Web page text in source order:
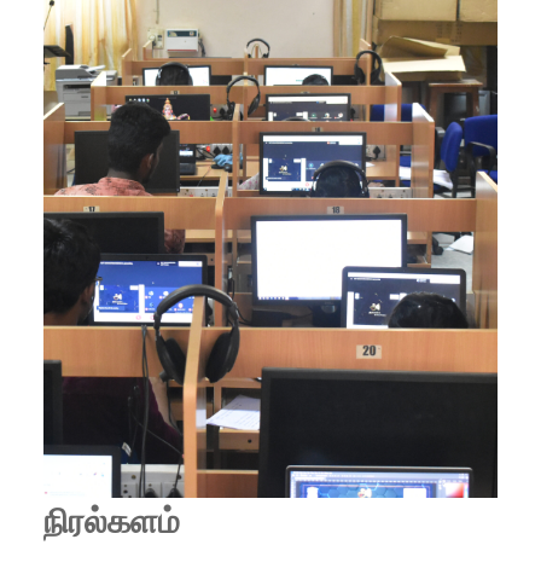
நிரல்களம்